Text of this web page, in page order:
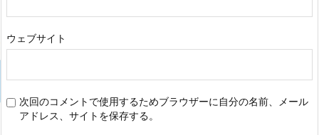
ウェブサイト
次回のコメントで使用するためブラウザーに自分の名前、メール
アドレス、サイトを保存する。